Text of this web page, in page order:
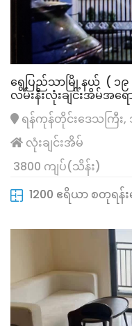
ရွေပြည်သာမြို့နယ် ( ၁
လမ်းနီးလုံးချင်းအိမ်အရေ
ရန်ကုန်တိုင်းဒေသကြီ
လုံးချင်းအိမ်
3800 ကျပ်(သိန်း)
1200 ဧရိယာ စတုရန်း